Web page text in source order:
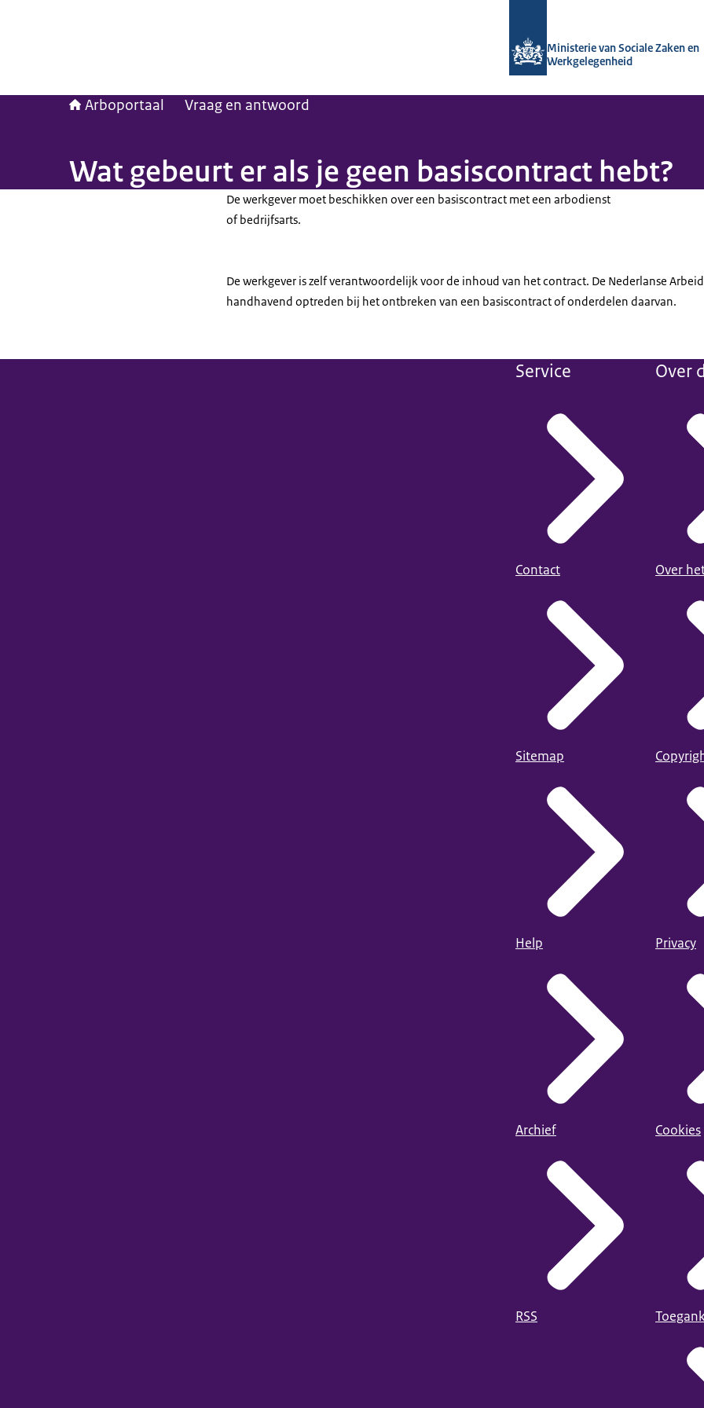
Ministerie van Sociale Zaken en
Werkgelegenheid
Arboportaal Vraag en antwoord
Wat gebeurt er als je geen basiscontract hebt?
De werkgever moet beschikken over een basiscontract met een arbodienst
of bedrijfsarts.
De werkgever is zelf verantwoordelijk voor de inhoud van het contract. De Nederlanse
handhavend optreden bij het ontbreken van een basiscontract of onderdelen daarvan.
Service
Contact
Sitemap
Help
Archief
RSS
Over
Over
Privacy
Cookies